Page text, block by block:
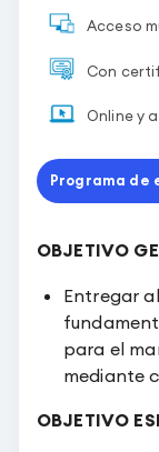
Acceso
Con
Online y
Programa de
OBJETIVO
Entregar
para el
mediante
OBJETIVO